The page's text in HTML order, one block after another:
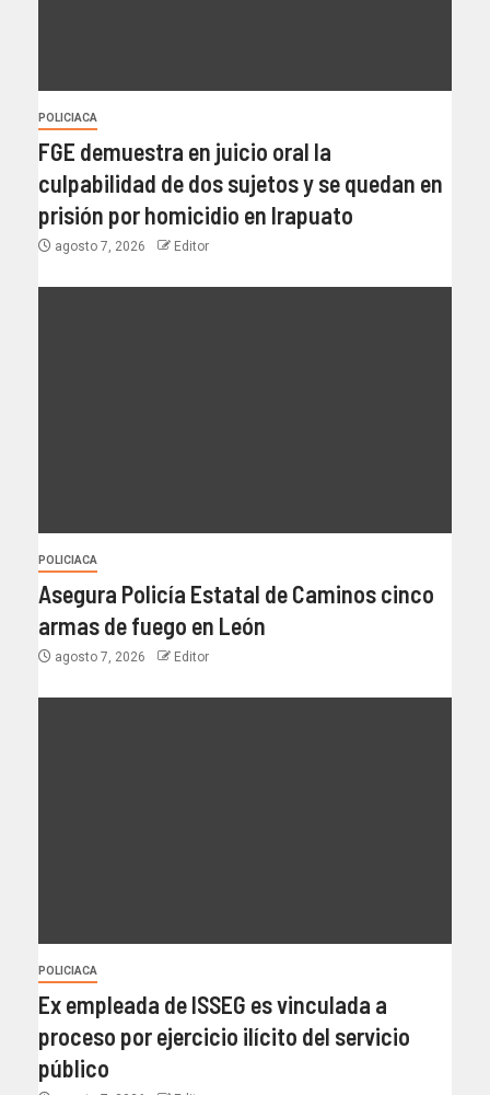
POLICIACA
FGE demuestra en juicio oral la
culpabilidad de dos sujetos y se quedan en
prisión por homicidio en Irapuato
agosto 7, 2026 Editor
POLICIACA
Asegura Policía Estatal de Caminos cinco
armas de fuego en León
agosto 7, 2026 Editor
POLICIACA
Ex empleada de ISSEG es vinculada a
proceso por ejercicio ilícito del servicio
público